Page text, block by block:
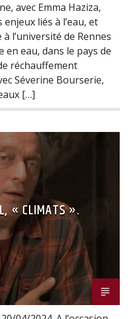
avec Emma Haziza,
liés à l’eau, et
l’université de Rennes
en eau, dans le pays de
réchauffement
Séverine Bourserie,
[…]
« CLIMATS ».